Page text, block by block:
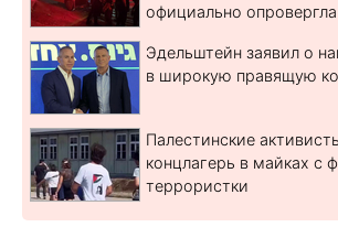
официально опровергла
Эдельштейн заявил о
в широкую правящую
Палестинские
концлагерь в майках с
террористки